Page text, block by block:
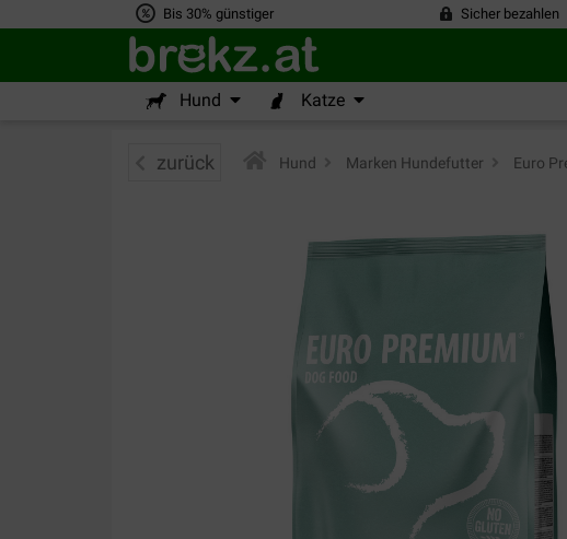
Bis 30% günstiger Sicher bezahlen
Hund Katze
zurück Hund Marken Hundefutter Euro